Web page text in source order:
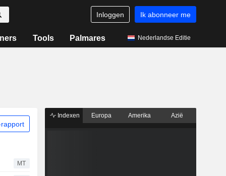
Inloggen Ik abonneer me
Tools Palmares Nederlandse Editie
MT
Indexen Europa Amerika Azië